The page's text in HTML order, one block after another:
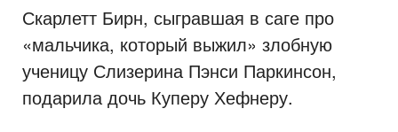
Скарлетт Бирн, сыгравшая в саге про
«мальчика, который выжил» злобную
ученицу Слизерина Пэнси Паркинсон,
подарила дочь Куперу Хефнеру.